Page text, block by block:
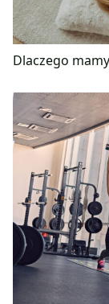
Dlaczego